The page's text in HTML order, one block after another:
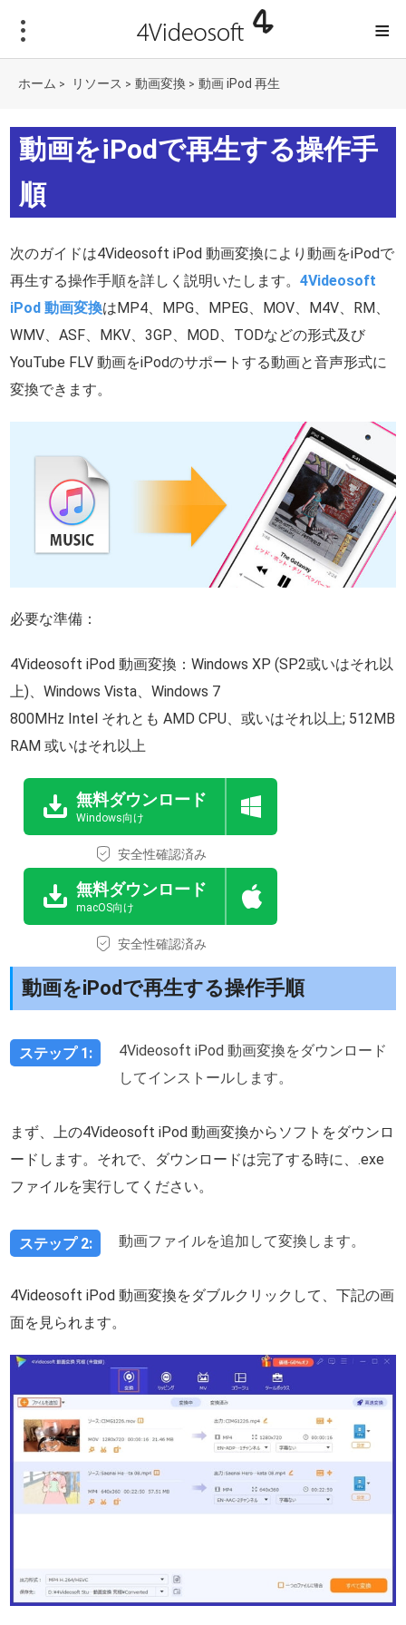
≡
ホーム > リソース > 動画変換 > 動画 iPod 再生
動画をiPodで再生する操作手
順
次のガイドは4Videosoft iPod 動画変換により動画をiPodで
再生する操作手順を詳しく説明いたします。4Videosoft
iPod 動画変換はMP4、MPG、MPEG、MOV、M4V、RM、
WMV、ASF、MKV、3GP、MOD、TODなどの形式及び
YouTube FLV 動画をiPodのサポートする動画と音声形式に
変換できます。
必要な準備：
4Videosoft iPod 動画変換：Windows XP (SP2或いはそれ以
上)、Windows Vista、Windows 7
800MHz Intel それとも AMD CPU、或いはそれ以上; 512MB
RAM 或いはそれ以上
無料ダウンロード
Windows向け
安全性確認済み
無料ダウンロード
macOS向け
安全性確認済み
動画をiPodで再生する操作手順
ステップ 1:
4Videosoft iPod 動画変換をダウンロード
してインストールします。
まず、上の4Videosoft iPod 動画変換からソフトをダウンロ
ードします。それで、ダウンロードは完了する時に、.exe
ファイルを実行してください。
ステップ 2: 動画ファイルを追加して変換します。
4Videosoft iPod 動画変換をダブルクリックして、下記の画
面を見られます。